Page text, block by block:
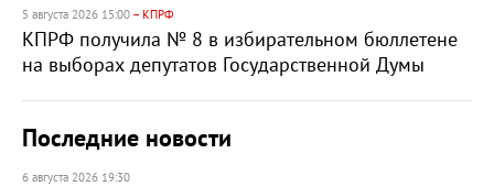
5 августа 2026 15:00 – КПРФ
КПРФ получила № 8 в избирательном бюллетене
на выборах депутатов Государственной Думы
Последние новости
6 августа 2026 19:30